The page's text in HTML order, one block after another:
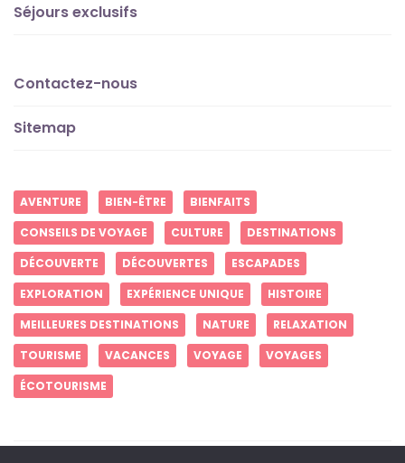
Séjours exclusifs
Contactez-nous
Sitemap
AVENTURE BIEN-ÊTRE
BIENFAITS
CONSEILS DE VOYAGE
CULTURE
DESTINATIONS
DÉCOUVERTE
DÉCOUVERTES
ESCAPADES
EXPLORATION
EXPÉRIENCE UNIQUE
HISTOIRE
MEILLEURES DESTINATIONS
NATURE
RELAXATION
TOURISME
VACANCES VOYAGE
VOYAGES
ÉCOTOURISME